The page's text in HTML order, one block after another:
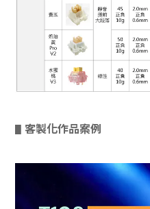
▋ 客製化作品案例